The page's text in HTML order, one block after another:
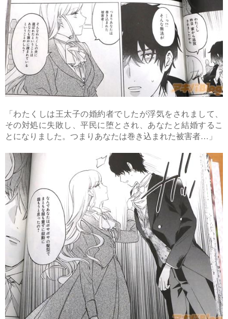
「わたくしは王太子の婚約者でしたが浮気をされまして、
その対処に失敗し、平民に堕とされ、あなたと結婚するこ
とになりました。つまりあなたは巻き込まれた被害者…」